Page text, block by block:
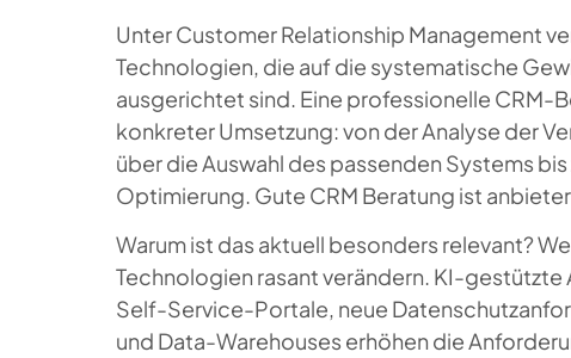
Unter Customer Relationship Management
Technologien, die auf die systematische
ausgerichtet sind. Eine professionelle CRM-
konkreter Umsetzung: von der Analyse der
über die Auswahl des passenden Systems
Optimierung. Gute CRM Beratung ist
Warum ist das aktuell besonders relevant?
Technologien rasant verändern. KI-
Self-Service-Portale, neue
und Data-Warehouses erhöhen die